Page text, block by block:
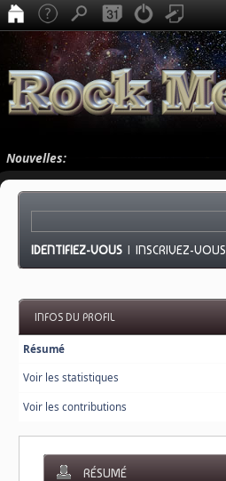
Nouvelles:
IDENTIFIEZ-VOUS |INSCRIVEZ-VOUS
INFOS DU PROFIL
Résumé
Voir les statistiques
Voir les contributions
RÉSUMÉ